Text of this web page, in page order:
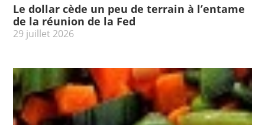
Le dollar cède un peu de terrain à l’entame
de la réunion de la Fed
29 juillet 2026